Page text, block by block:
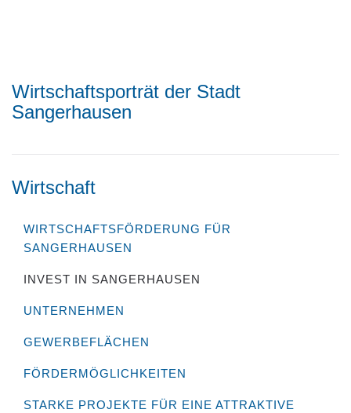
Wirtschaftsporträt der Stadt
Sangerhausen
Wirtschaft
WIRTSCHAFTSFÖRDERUNG FÜR
SANGERHAUSEN
INVEST IN SANGERHAUSEN
UNTERNEHMEN
GEWERBEFLÄCHEN
FÖRDERMÖGLICHKEITEN
STARKE PROJEKTE FÜR EINE ATTRAKTIVE